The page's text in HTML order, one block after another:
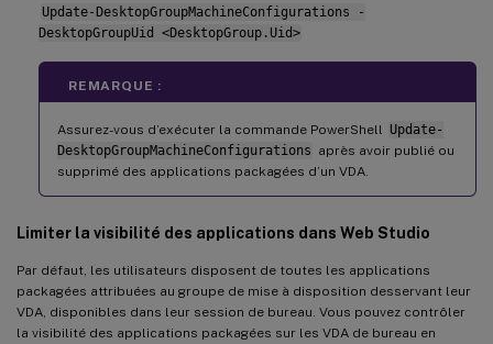
Update-DesktopGroupMachineConfigurations -
DesktopGroupUid <DesktopGroup.Uid>
REMARQUE :
Assurez-vous d’exécuter la commande PowerShell
Update-
DesktopGroupMachineConfigurations après avoir publié ou
supprimé des applications packagées d’un VDA.
Limiter la visibilité des applications dans Web Studio
Par défaut, les utilisateurs disposent de toutes les applications
packagées attribuées au groupe de mise à disposition desservant leur
VDA, disponibles dans leur session de bureau. Vous pouvez contrôler
la visibilité des applications packagées sur les VDA de bureau en